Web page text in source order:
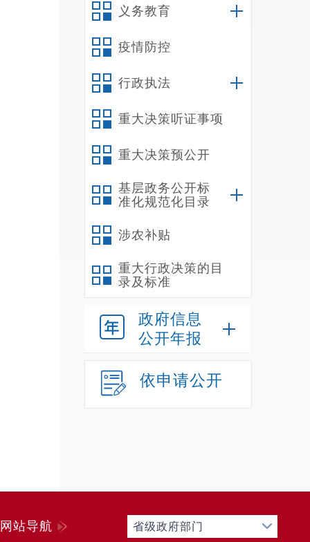
义务教育
疫情防控
行政执法
重大决策听证事项
重大决策预公开
基层政务公开标
准化规范化目录
涉农补贴
重大行政决策的目
录及标准
政府信息
公开年报
依申请公开
网站导航 省级政府部门